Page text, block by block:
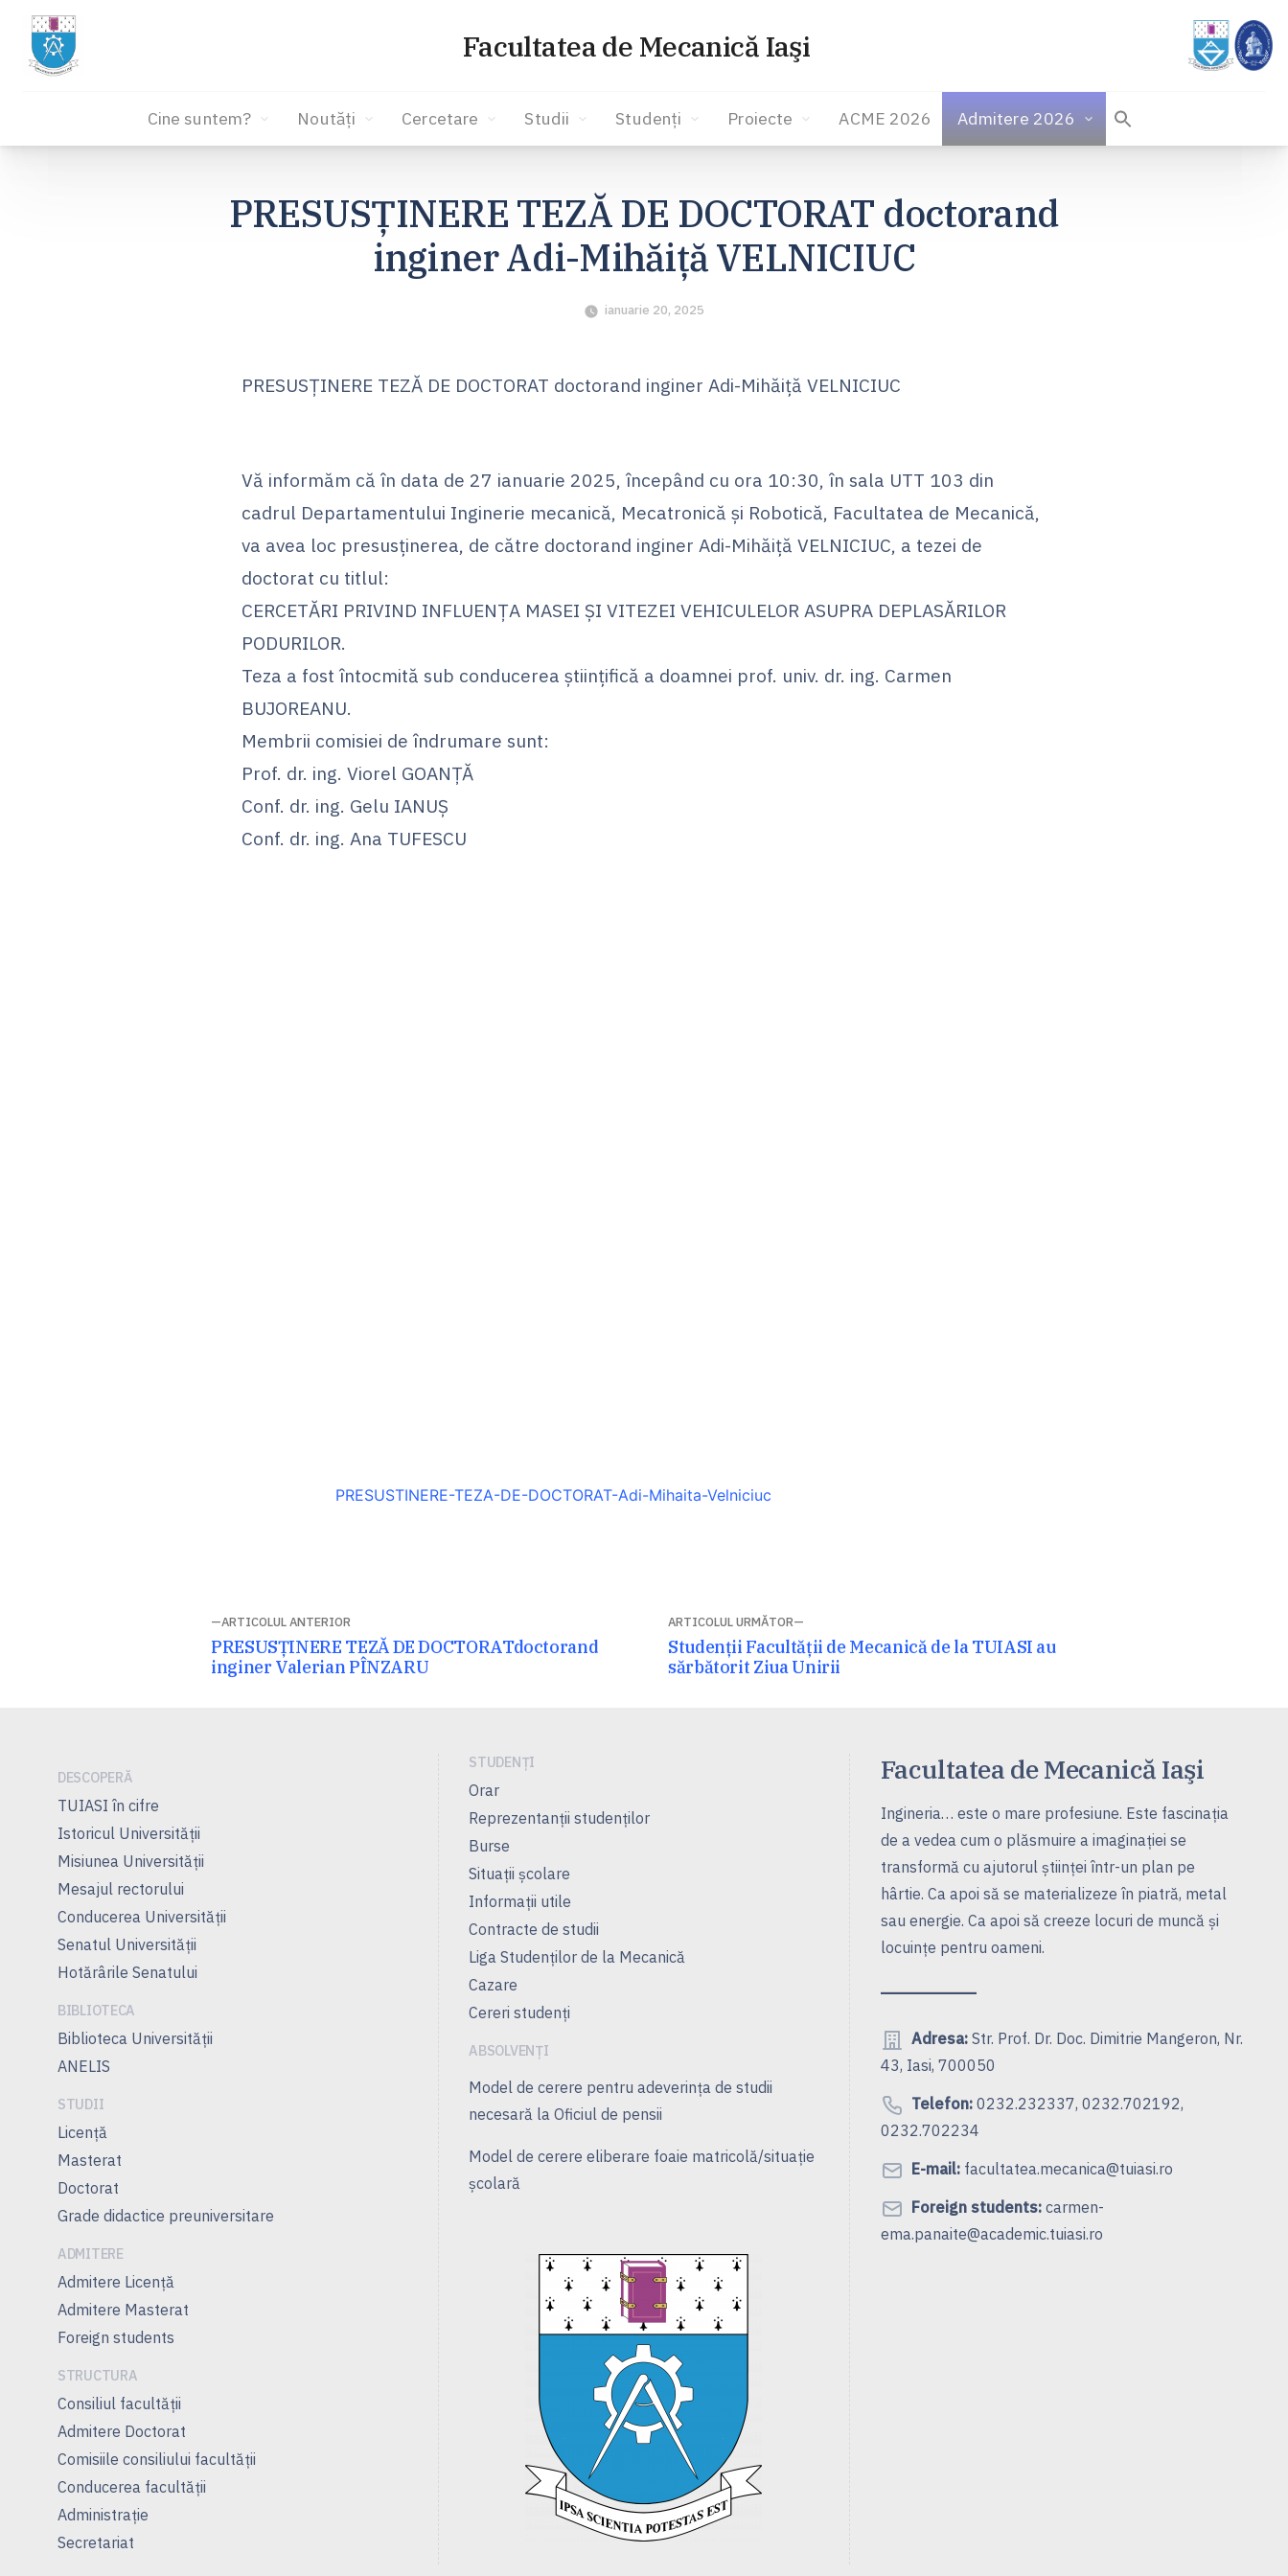
Facultatea de Mecanică Iaşi
Cine suntem? Noutăți Cercetare Studii Studenți Proiecte ACME 2026 Admitere 2026
PRESUSȚINERE TEZĂ DE DOCTORAT doctorand
inginer Adi-Mihăiţă VELNICIUC
ianuarie 20, 2025
PRESUSȚINERE TEZĂ DE DOCTORAT doctorand inginer Adi-Mihăiţă VELNICIUC
Vă informăm că în data de 27 ianuarie 2025, începând cu ora 10:30, în sala UTT 103 din
cadrul Departamentului Inginerie mecanică, Mecatronică şi Robotică, Facultatea de Mecanică,
va avea loc presusținerea, de către doctorand inginer Adi-Mihăiţă VELNICIUC, a tezei de
doctorat cu titlul:
CERCETĂRI PRIVIND INFLUENȚA MASEI ȘI VITEZEI VEHICULELOR ASUPRA DEPLASĂRILOR
PODURILOR.
Teza a fost întocmită sub conducerea științifică a doamnei prof. univ. dr. ing. Carmen
BUJOREANU.
Membrii comisiei de îndrumare sunt:
Prof. dr. ing. Viorel GOANŢĂ
Conf. dr. ing. Gelu IANUŞ
Conf. dr. ing. Ana TUFESCU
PRESUSTINERE-TEZA-DE-DOCTORAT-Adi-Mihaita-Velniciuc
ARTICOLUL ANTERIOR
Articolul
anterior:
PRESUSȚINERE TEZĂ DE DOCTORATdoctorand
inginer Valerian PÎNZARU
ARTICOLUL URMĂTOR
Articolul
următor:
Studenții Facultății de Mecanică de la TUIASI au
sărbătorit Ziua Unirii
DESCOPERĂ
TUIASI în cifre
Istoricul Universităţii
Misiunea Universităţii
Mesajul rectorului
Conducerea Universităţii
Senatul Universității
Hotărârile Senatului
BIBLIOTECA
Biblioteca Universității
ANELIS
STUDII
Licență
Masterat
Doctorat
Grade didactice preuniversitare
ADMITERE
Admitere Licenţă
Admitere Masterat
Foreign students
STRUCTURA
Consiliul facultăţii
Admitere Doctorat
Comisiile consiliului facultăţii
Conducerea facultăţii
Administrație
Secretariat
STUDENȚI
Orar
Reprezentanţii studenţilor
Burse
Situații școlare
Informații utile
Contracte de studii
Liga Studenţilor de la Mecanică
Cazare
Cereri studenți
ABSOLVENȚI
Model de cerere pentru adeverința de studii
necesară la Oficiul de pensii
Model de cerere eliberare foaie matricolă/situație
școlară
Facultatea de Mecanică Iaşi
Ingineria… este o mare profesiune. Este fascinaţia
de a vedea cum o plăsmuire a imaginaţiei se
transformă cu ajutorul ştiinţei într-un plan pe
hârtie. Ca apoi să se materializeze în piatră, metal
sau energie. Ca apoi să creeze locuri de muncă şi
locuinţe pentru oameni.
Adresa:Str. Prof. Dr. Doc. Dimitrie Mangeron, Nr.
43, Iasi, 700050
Telefon:0232.232337, 0232.702192,
0232.702234
E-mail:facultatea.mecanica@tuiasi.ro
Foreign students:carmen-
ema.panaite@academic.tuiasi.ro